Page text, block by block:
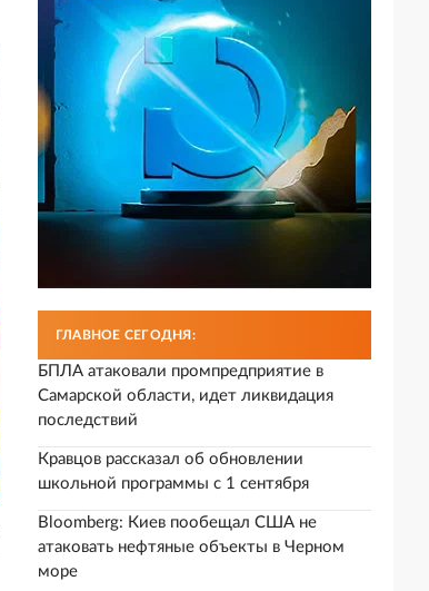
ГЛАВНОЕ СЕГОДНЯ:
БПЛА атаковали промпредприятие в
Самарской области, идет ликвидация
последствий
Кравцов рассказал об обновлении
школьной программы с 1 сентября
Bloomberg: Киев пообещал США не
атаковать нефтяные объекты в Черном
море